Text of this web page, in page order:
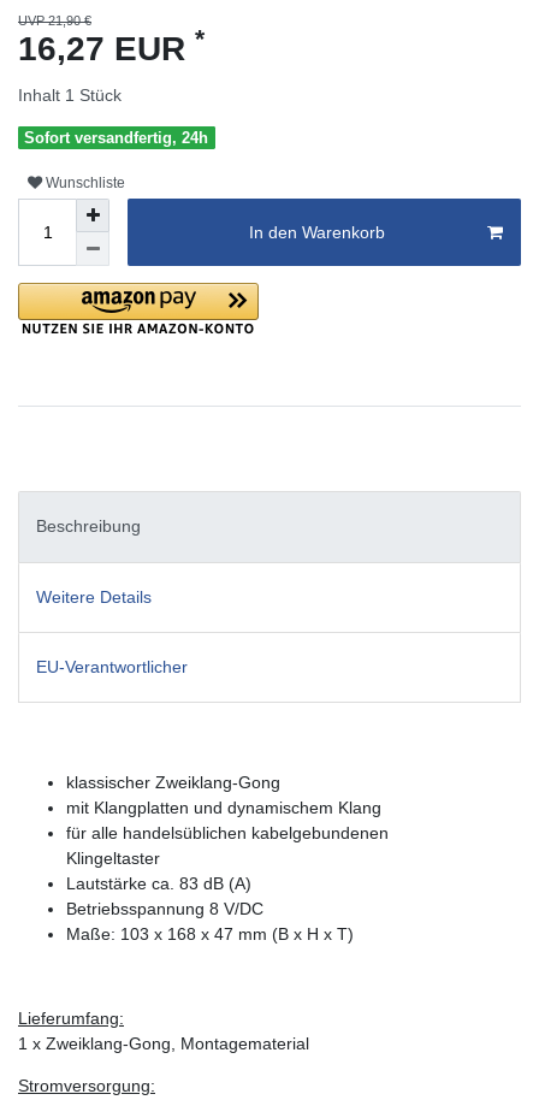
UVP 21,90 €
16,27 EUR *
Inhalt 1 Stück
Sofort versandfertig, 24h
Wunschliste
In den Warenkorb
Beschreibung
Weitere Details
EU-Verantwortlicher
klassischer Zweiklang-Gong
mit Klangplatten und dynamischem Klang
für alle handelsüblichen kabelgebundenen
Klingeltaster
Lautstärke ca. 83 dB (A)
Betriebsspannung 8 V/DC
Maße: 103 x 168 x 47 mm (B x H x T)
Lieferumfang:
1 x Zweiklang-Gong, Montagematerial
Stromversorgung: